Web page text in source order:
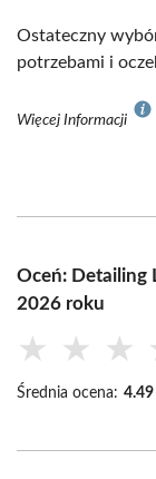
Ostateczny
potrzebami i
Więcej Informacji
Oceń: Detailing
2026 roku
★ ★ ★
Średnia ocena: 4.49